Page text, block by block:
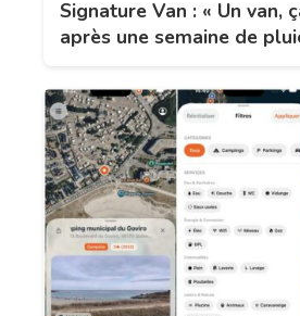
Signature Van : « Un van,
après une semaine de